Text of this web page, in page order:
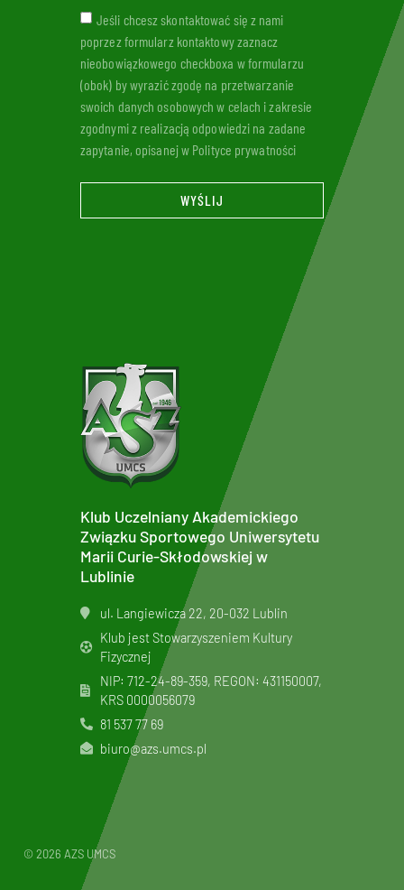
Jeśli chcesz skontaktować się z nami
poprzez formularz kontaktowy zaznacz
nieobowiązkowego checkboxa w formularzu
(obok) by wyrazić zgodę na przetwarzanie
swoich danych osobowych w celach i zakresie
zgodnymi z realizacją odpowiedzi na zadane
zapytanie, opisanej w Polityce prywatności
WYŚLIJ
Klub Uczelniany Akademickiego
Związku Sportowego Uniwersytetu
Marii Curie-Skłodowskiej w
Lublinie
ul. Langiewicza 22, 20-032 Lublin
Klub jest Stowarzyszeniem Kultury
Fizycznej
NIP: 712-24-89-359, REGON: 431150007,
KRS 0000056079
81 537 77 69
biuro@azs.umcs.pl
© 2026 AZS UMCS